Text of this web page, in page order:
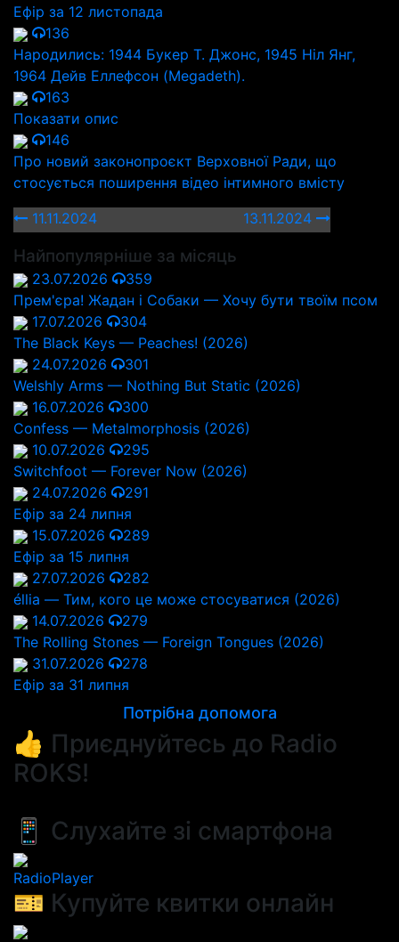
Ефір за 12 листопада
136
Народились: 1944 Букер Т. Джонс, 1945 Ніл Янг,
1964 Дейв Еллефсон (Megadeth).
163
Показати опис
146
Про новий законопроєкт Верховної Ради, що
стосується поширення відео інтимного вмісту
11.11.2024
13.11.2024
Найпопулярніше за місяць
23.07.2026
359
Прем'єра! Жадан і Собаки — Хочу бути твоїм псом
17.07.2026
304
The Black Keys — Peaches! (2026)
24.07.2026
301
Welshly Arms — Nothing But Static (2026)
16.07.2026
300
Confess — Metalmorphosis (2026)
10.07.2026
295
Switchfoot — Forever Now (2026)
24.07.2026
291
Ефір за 24 липня
15.07.2026
289
Ефір за 15 липня
27.07.2026
282
éllia — Тим, кого це може стосуватися (2026)
14.07.2026
279
The Rolling Stones — Foreign Tongues (2026)
31.07.2026
278
Ефір за 31 липня
Потрібна допомога
👍 Приєднуйтесь до Radio
ROKS!
📱 Слухайте зі смартфона
RadioPlayer
🎫 Купуйте квитки онлайн